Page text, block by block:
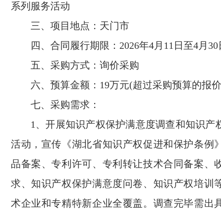
系列服务活动
三、 项目地点： 天门市
四、 合同履行期限： 2026年4月11日至4月30
五、 采购方式：询价采购
六、 预算金额： 19万元(超过采购预算的报
七、 采购需求：
1、开展知识产权保护满意度调查和知识产
活动，宣传《湖北省知识产权促进和保护条例
品备案、专利许可、专利转让技术合同备案、
求、知识产权保护满意度问卷、知识产权培训
术企业和专精特新企业全覆盖。调查完毕需出